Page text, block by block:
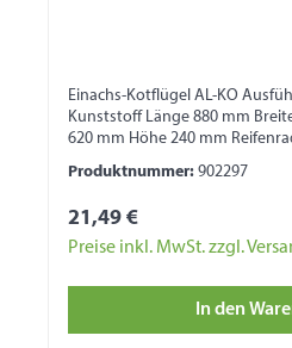
Einachs-Kotflügel AL-KO
Kunststoff Länge 880 mm
620 mm Höhe 240 mm
Seite mit Wulst 1 Seite für
Produktnummer: 902297
21,49 €
Preise inkl. MwSt. zzgl.
In den